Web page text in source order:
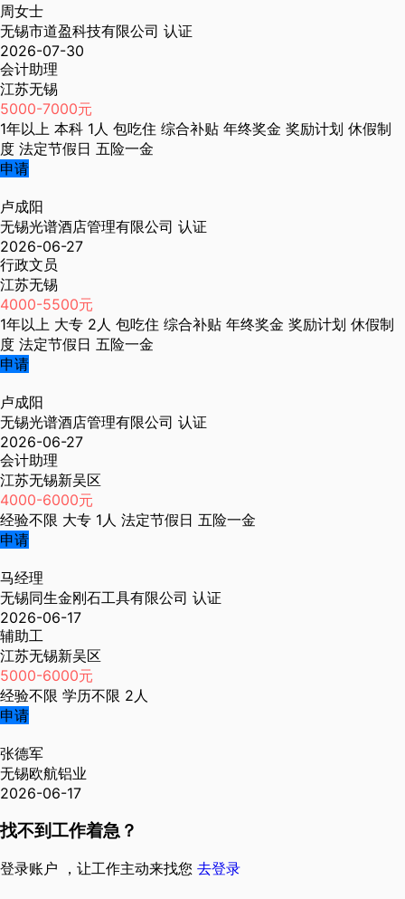
周女士
无锡市道盈科技有限公司 认证
2026-07-30
会计助理
江苏无锡
5000-7000元
1年以上 本科 1人 包吃住 综合补贴 年终奖金 奖励计划 休假制
度 法定节假日 五险一金
申请
卢成阳
无锡光谱酒店管理有限公司 认证
2026-06-27
行政文员
江苏无锡
4000-5500元
1年以上 大专 2人 包吃住 综合补贴 年终奖金 奖励计划 休假制
度 法定节假日 五险一金
申请
卢成阳
无锡光谱酒店管理有限公司 认证
2026-06-27
会计助理
江苏无锡新吴区
4000-6000元
经验不限 大专 1人 法定节假日 五险一金
申请
马经理
无锡同生金刚石工具有限公司 认证
2026-06-17
辅助工
江苏无锡新吴区
5000-6000元
经验不限 学历不限 2人
申请
张德军
无锡欧航铝业
2026-06-17
找不到工作着急？
登录账户 ，让工作主动来找您 去登录